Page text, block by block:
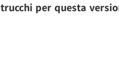
per questa